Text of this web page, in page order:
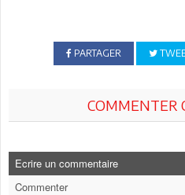
PARTAGER
COMMENTER
Ecrire un commentaire
Commenter